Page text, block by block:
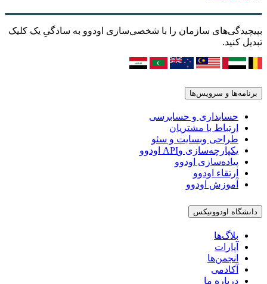
بپیچیدگی‌های سازمان را با شخصی‌سازی اودوو به سادگیِ یک کلیک
تبدیل کنید.
برنامه‌ها و سرویس‌ها
حسابداری و حسابرسی
ارتباط با مشتریان
طراحی وبسایت و سئو
یکپارچه‌سازی وAPI اودوو
پیاده‌سازی اودوو
ارتقاء اودوو
آموزش اودوو
دانشگاه اودوونیکس
بلاگ‌ها
آپارات
انجمن‌ها
آکادمی
درباره ما